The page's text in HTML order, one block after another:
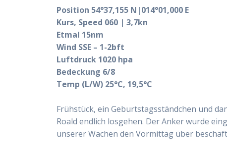
Position 54°37,155 N|014°01,000 E
Kurs, Speed 060 | 3,7kn
Etmal 15nm
Wind SSE – 1-2bft
Luftdruck 1020 hpa
Bedeckung 6/8
Temp (L/W) 25°C, 19,5°C
Frühstück, ein Geburtstagsständchen und
Roald endlich losgehen. Der Anker wurde
unserer Wachen den Vormittag über